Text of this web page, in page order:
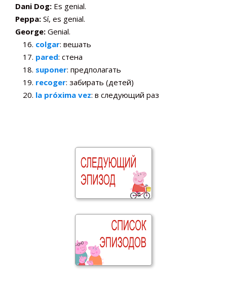
Dani Dog: Es genial.
Peppa: Sí, es genial.
George: Genial.
colgar: вешать
pared: стена
suponer: предполагать
recoger: забирать (детей)
la próxima vez: в следующий раз